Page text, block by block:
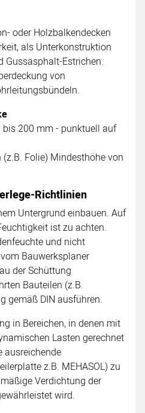
oder Holzbalkendecken
als Unterkonstruktion
Gussasphalt-Estrichen.
von
200 mm - punktuell auf
Folie) Mindesthöhe von
Richtlinien
Untergrund einbauen. Auf
ist zu achten.
und nicht
Bauwerksplaner
der Schüttung
Bauteilen (z.B.
gemäß DIN ausführen.
in Bereichen, in denen mit
Lasten gerechnet
ausreichende
z.B. MEHASOL) zu
Verdichtung der
wird.